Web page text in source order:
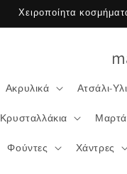
Χειροποίητα
Ακρυλικά Ατσάλι-
Κρυσταλλάκια
Φούντες Χάντρες